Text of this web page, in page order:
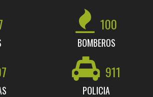
100
BOMBEROS
911
POLICIA